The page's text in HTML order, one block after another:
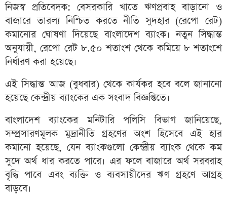
নিজস্ব প্রতিবেদক: বেসরকারি খাতে ঋণপ্রবাহ বাড়ানো ও
বাজারে তারল্য নিশ্চিত করতে নীতি সুদহার (রেপো রেট)
কমানোর ঘোষণা দিয়েছে বাংলাদেশ ব্যাংক। নতুন সিদ্ধান্ত
অনুযায়ী, রেপো রেট ৮.৫০ শতাংশ থেকে কমিয়ে ৮ শতাংশে
নির্ধারণ করা হয়েছে।
এই সিদ্ধান্ত আজ (বুধবার) থেকে কার্যকর হবে বলে জানানো
হয়েছে কেন্দ্রীয় ব্যাংকের এক সংবাদ বিজ্ঞপ্তিতে।
বাংলাদেশ ব্যাংকের মনিটারি পলিসি বিভাগ জানিয়েছে,
সম্প্রসারণমূলক মুদ্রানীতি গ্রহণের অংশ হিসেবে এই হার
কমানো হয়েছে, যেন ব্যাংকগুলো কেন্দ্রীয় ব্যাংক থেকে কম
সুদে অর্থ ধার করতে পারে। এর ফলে বাজারে অর্থ সরবরাহ
বৃদ্ধি পাবে এবং ব্যক্তি ও ব্যবসায়ীদের ঋণ গ্রহণে আগ্রহ
বাড়বে।